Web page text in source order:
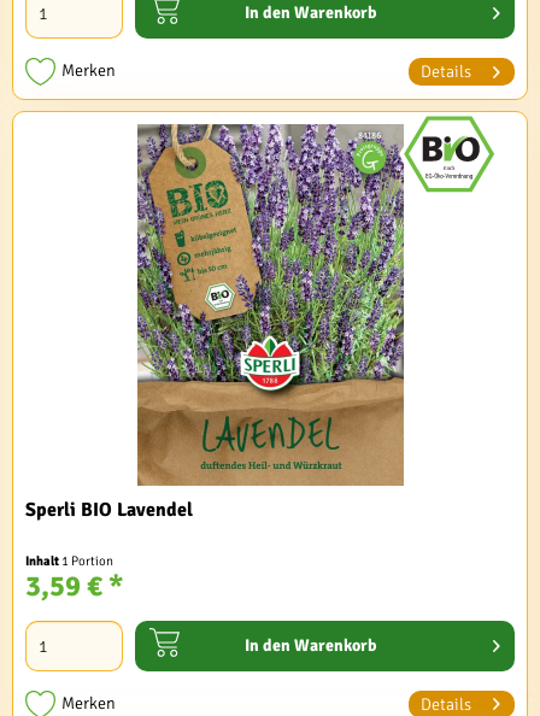
In den Warenkorb
Merken Details
Sperli BIO Lavendel
Inhalt 1 Portion
3,59 € *
In den Warenkorb
Merken Details